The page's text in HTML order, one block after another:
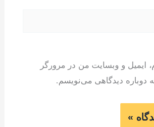
ایمیل و وبسایت من در مرورگر
دوباره دیدگاهی می‌نویسم.